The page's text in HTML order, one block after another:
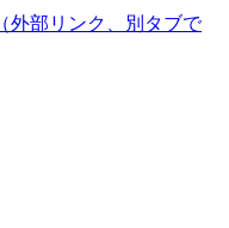
（外部リンク、別タブで